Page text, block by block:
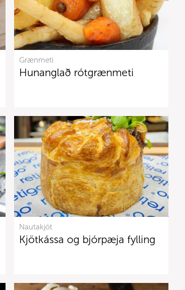
Grænmeti
Hunanglað rótgrænmeti
Nautakjöt
Kjötkássa og bjórpæja fylling